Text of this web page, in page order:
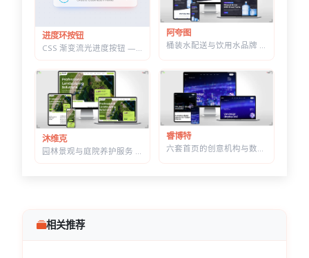
进度环按钮
CSS 渐变流光进度按钮 — 底部光晕描边，悬停自动涨进度
阿夸图
桶装水配送与饮用水品牌 HTML 建站模板 | 水站/净水器/送水到家业务网站通用
沐维克
园林景观与庭院养护服务 HTML 建站模板 | 绿化施工/草坪打理/苗木公司通用
睿博特
六套首页的创意机构与数字营销 HTML 建站模板 | 含商城模块可售数字产品
相关推荐